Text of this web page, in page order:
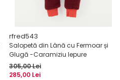
rfred543
Salopetă din Lână cu Fermoar și
Glugă -Caramiziu Iepure
305,00 Lei
285,00 Lei